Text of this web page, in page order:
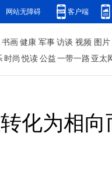
网站无障碍 客户端
书画 健康 军事 访谈 视频 图片
时尚 悦读 公益 一带一路 亚太
化为相向